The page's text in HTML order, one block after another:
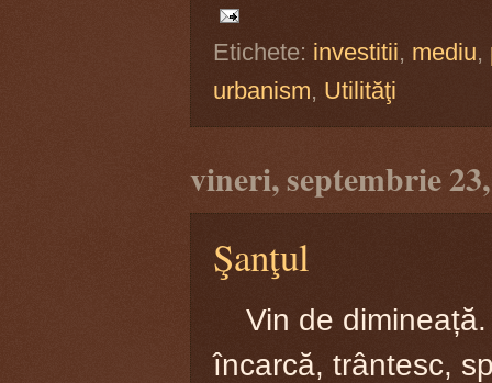
Etichete: investitii, mediu,
urbanism, Utilităţi
vineri, septembrie
Şanţul
Vin de
încarcă, trântesc,